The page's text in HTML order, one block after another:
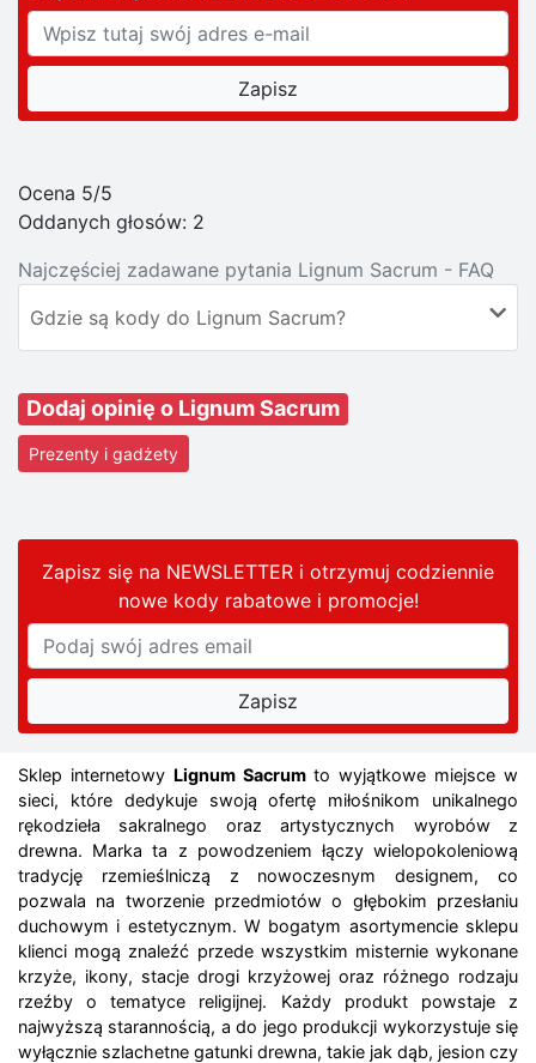
Ocena 5/5
Oddanych głosów: 2
Najczęściej zadawane pytania Lignum Sacrum - FAQ
Gdzie są kody do Lignum Sacrum?
Dodaj opinię o Lignum Sacrum
Prezenty i gadżety
Zapisz się na NEWSLETTER i otrzymuj codziennie
nowe kody rabatowei promocje!
Sklep internetowy Lignum Sacrumto wyjątkowe miejsce w
sieci, które dedykuje swoją ofertę miłośnikom unikalnego
rękodzieła sakralnego oraz artystycznych wyrobów z
drewna. Marka ta z powodzeniem łączy wielopokoleniową
tradycję rzemieślniczą z nowoczesnym designem, co
pozwala na tworzenie przedmiotów o głębokim przesłaniu
duchowym i estetycznym. W bogatym asortymencie sklepu
klienci mogą znaleźć przede wszystkim misternie wykonane
krzyże, ikony, stacje drogi krzyżowej oraz różnego rodzaju
rzeźby o tematyce religijnej. Każdy produkt powstaje z
najwyższą starannością, a do jego produkcji wykorzystuje się
wyłącznie szlachetne gatunki drewna, takie jak dąb, jesion czy